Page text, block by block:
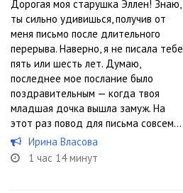
Дорогая моя старушка Эллен! Знаю,
ты сильно удивишься, получив от
меня письмо после длительного
перерыва. Наверно, я не писала тебе
пять или шесть лет. Думаю,
последнее мое послание было
поздравительным — когда твоя
младшая дочка вышла замуж. На
этот раз повод для письма совсем...
Ирина Власова
1 час 14 минут